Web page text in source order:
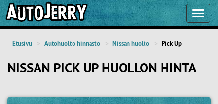
Etusivu Autohuolto hinnasto Nissan huolto Pick Up
NISSAN PICK UP HUOLLON HINTA